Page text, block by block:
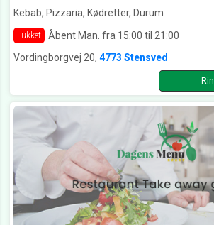
Kebab, Pizzaria, Kødretter, Durum
Lukket Åbent Man. fra 15:00 til 21:00
Vordingborgvej 20, 4773 Stensved